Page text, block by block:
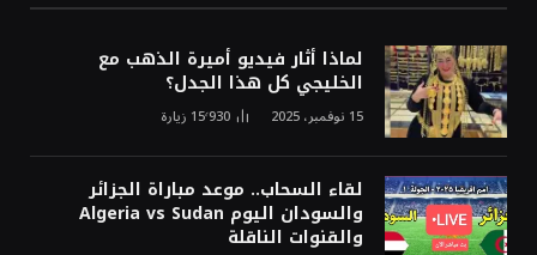
لماذا أثار فيديو أميرة الذهب مع
الخليجي كل هذا الجدل؟
15 نوفمبر، 2025 15٬930 زيارة
لقاء السحاب.. موعد مباراة الجزائر
والسودان اليوم Algeria vs Sudan
والقنوات الناقلة